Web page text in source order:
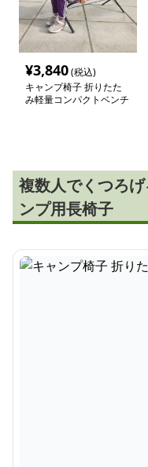
¥3,840(税込)
キャンプ椅子 折りたた
み軽量コンパクトベンチ
複数人でくつろ
ンプ用長椅子